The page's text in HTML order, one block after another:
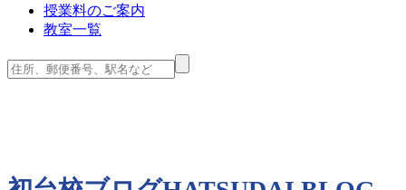
授業料のご案内
教室一覧